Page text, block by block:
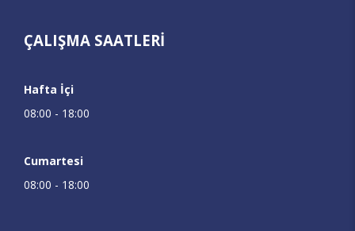
ÇALIŞMA SAATLERİ
Hafta İçi
08:00 - 18:00
Cumartesi
08:00 - 18:00